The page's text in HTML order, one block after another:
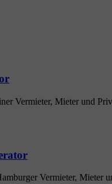
Vermieter, Mieter und
Vermieter, Mieter